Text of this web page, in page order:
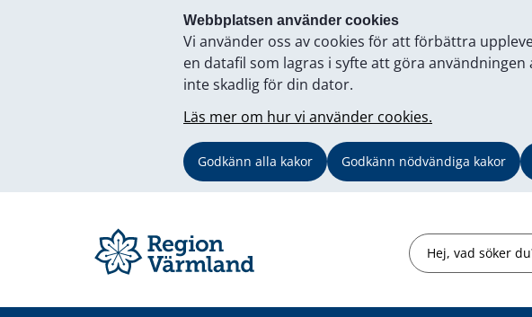
Webbplatsen använder cookies
Vi använder oss av cookies för att förbättra
en datafil som lagras i syfte att göra
inte skadlig för din dator.
Läs mer om hur vi använder cookies.
Godkänn alla kakor Godkänn nödvändiga kakor
Sök